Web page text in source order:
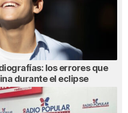
los errores que
durante el eclipse